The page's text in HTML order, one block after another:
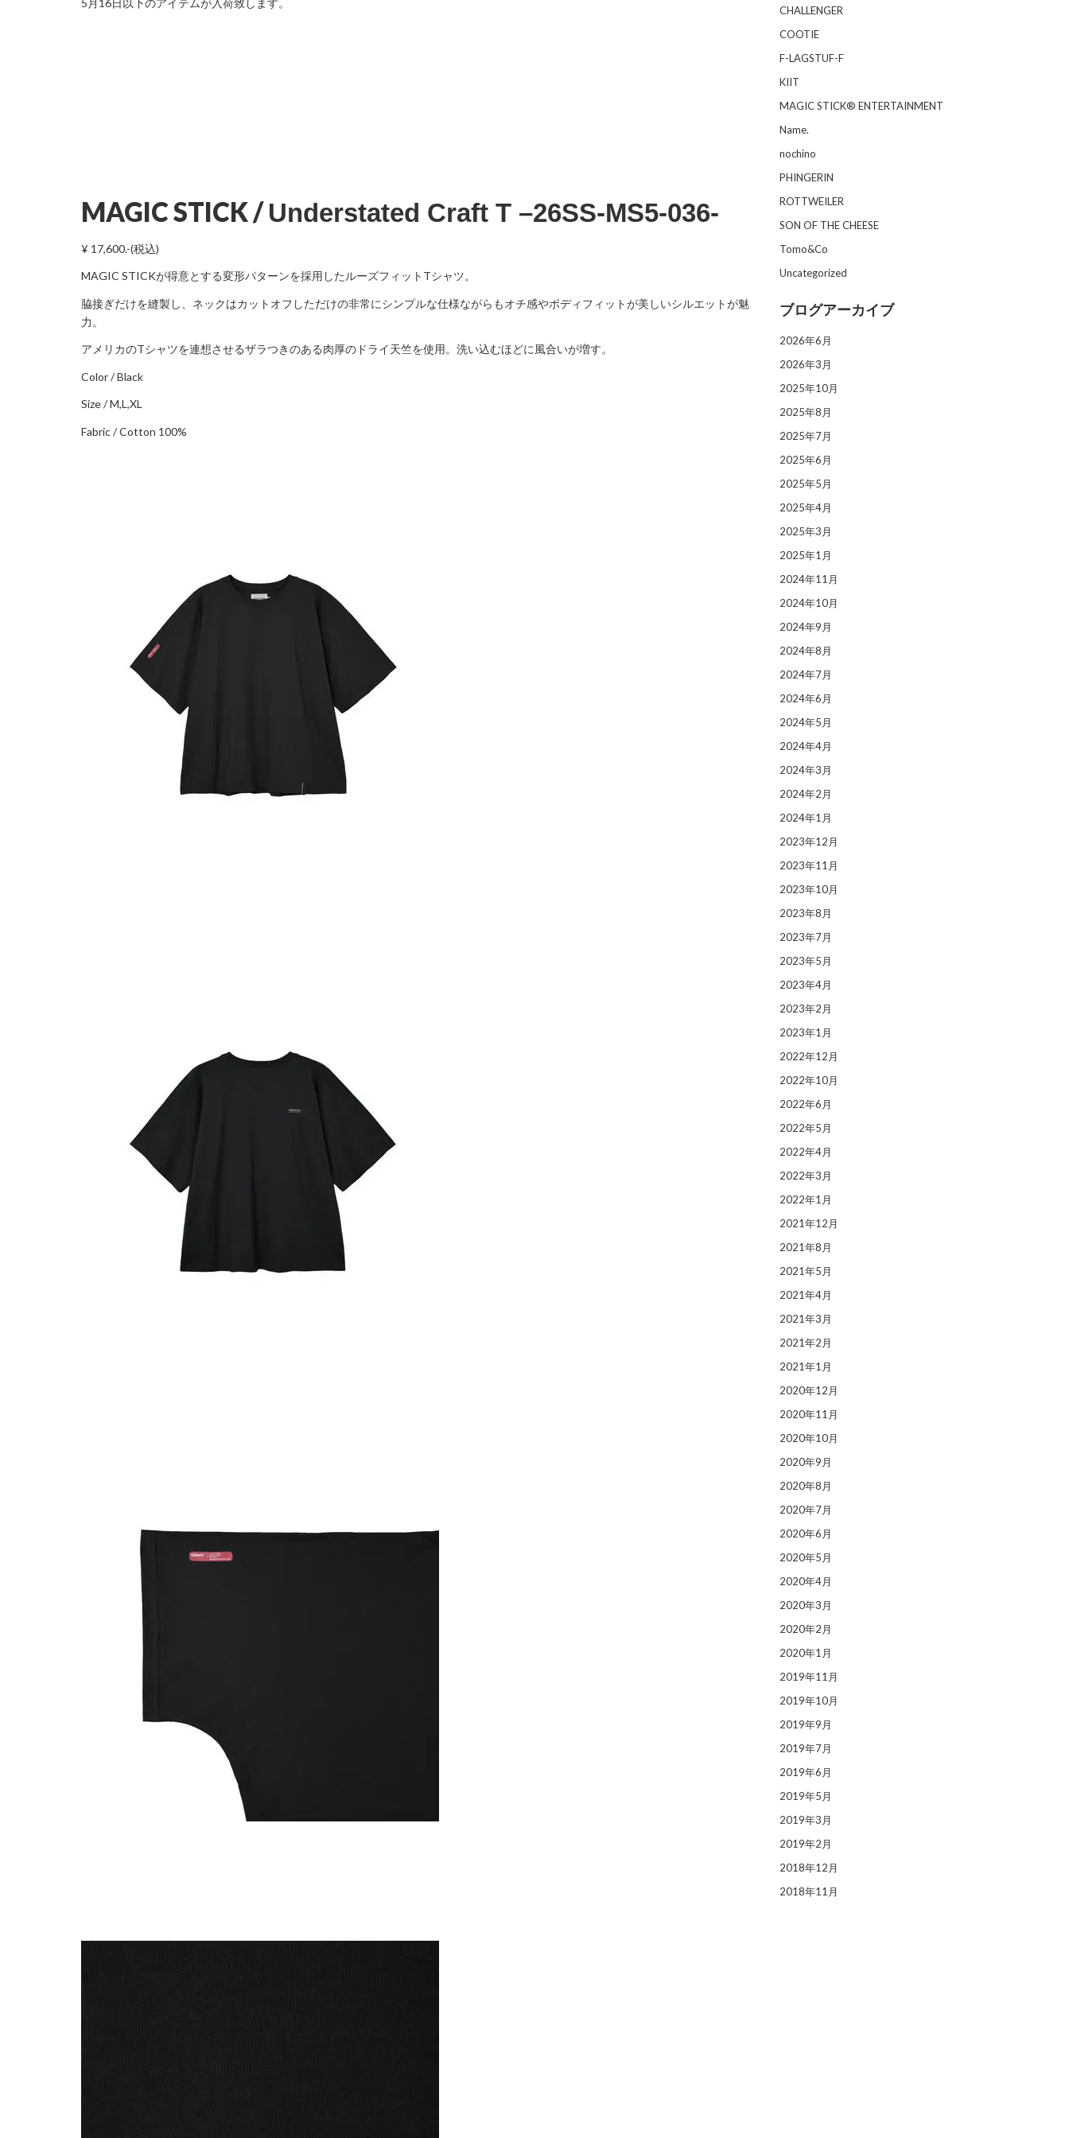
5月16日以下のアイテムが入荷致します。
MAGIC STICK /Understated Craft T –26SS-MS5-036-
¥ 17,600.-(税込)
MAGIC STICKが得意とする変形パターンを採用したルーズフィットTシャツ。
脇接ぎだけを縫製し、ネックはカットオフしただけの非常にシンプルな仕様ながらもオチ感やボディフィットが美しいシルエットが魅
力。
アメリカのTシャツを連想させるザラつきのある肉厚のドライ天竺を使用。洗い込むほどに風合いが増す。
Color / Black
Size / M,L,XL
Fabric / Cotton 100%
CHALLENGER
COOTIE
F-LAGSTUF-F
KIIT
MAGIC STICK® ENTERTAINMENT
Name.
nochino
PHINGERIN
ROTTWEILER
SON OF THE CHEESE
Tomo&Co
Uncategorized
ブログアーカイブ
2026年6月
2026年3月
2025年10月
2025年8月
2025年7月
2025年6月
2025年5月
2025年4月
2025年3月
2025年1月
2024年11月
2024年10月
2024年9月
2024年8月
2024年7月
2024年6月
2024年5月
2024年4月
2024年3月
2024年2月
2024年1月
2023年12月
2023年11月
2023年10月
2023年8月
2023年7月
2023年5月
2023年4月
2023年2月
2023年1月
2022年12月
2022年10月
2022年6月
2022年5月
2022年4月
2022年3月
2022年1月
2021年12月
2021年8月
2021年5月
2021年4月
2021年3月
2021年2月
2021年1月
2020年12月
2020年11月
2020年10月
2020年9月
2020年8月
2020年7月
2020年6月
2020年5月
2020年4月
2020年3月
2020年2月
2020年1月
2019年11月
2019年10月
2019年9月
2019年7月
2019年6月
2019年5月
2019年3月
2019年2月
2018年12月
2018年11月